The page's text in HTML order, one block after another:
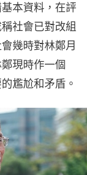
本資料，在評
社會已對改組
幾時對林鄭月
現時作一個
尷尬和矛盾。